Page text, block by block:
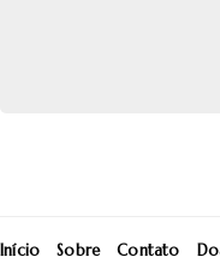
Início Sobre Contato